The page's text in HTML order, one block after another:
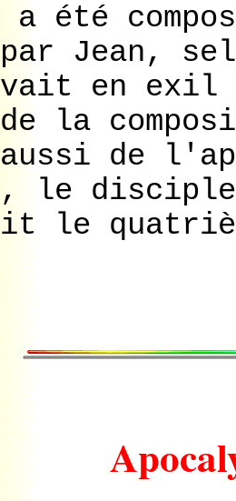
a été
Jean,
en exil
de la
de
le
le